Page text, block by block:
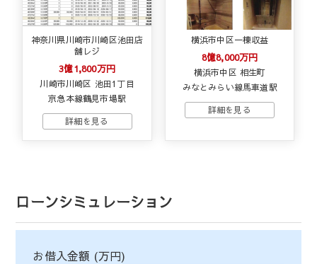
神奈川県川崎市川崎区池田店
舗レジ
3億1,800万円
川崎市川崎区 池田1丁目
京急本線鶴見市場駅
横浜市中区一棟収益
8億8,000万円
横浜市中区 相生町
みなとみらい線馬車道駅
ローンシミュレーション
お借入金額 (万円)